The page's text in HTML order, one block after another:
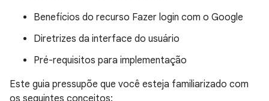
Benefícios do recurso Fazer login com o Google
Diretrizes da interface do usuário
Pré-requisitos para implementação
Este guia pressupõe que você esteja familiarizado com
os seguintes conceitos: